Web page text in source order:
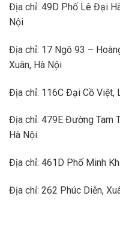
Địa chỉ: 49D Phố Lê Đại
Nội
Địa chỉ: 17 Ngõ 93 –
Xuân, Hà Nội
Địa chỉ: 116C Đại Cồ Việt,
Địa chỉ: 479E Đường Tam
Hà Nội
Địa chỉ: 461D Phố Minh
Địa chỉ: 262 Phúc Diễn,